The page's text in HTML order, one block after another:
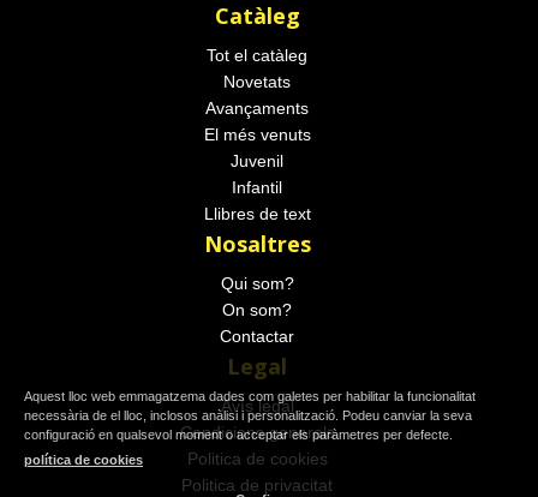
Catàleg
Tot el catàleg
Novetats
Avançaments
El més venuts
Juvenil
Infantil
Llibres de text
Nosaltres
Qui som?
On som?
Contactar
Legal
Avís legal
Condicions generals
Politica de cookies
Politica de privacitat
Aquest lloc web emmagatzema dades com galetes per habilitar la funcionalitat
necessària de el lloc, inclosos anàlisi i personalització. Podeu canviar la seva
configuració en qualsevol moment o acceptar els paràmetres per defecte.
política de cookies